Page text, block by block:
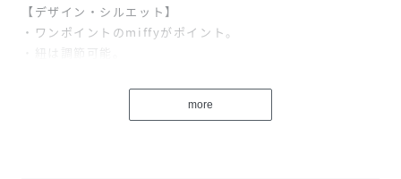
【デザイン・シルエット】
・ワンポイントのmiffyがポイント。
・紐は調節可能。
・肌なじみの良いベージュのみの展開。
more